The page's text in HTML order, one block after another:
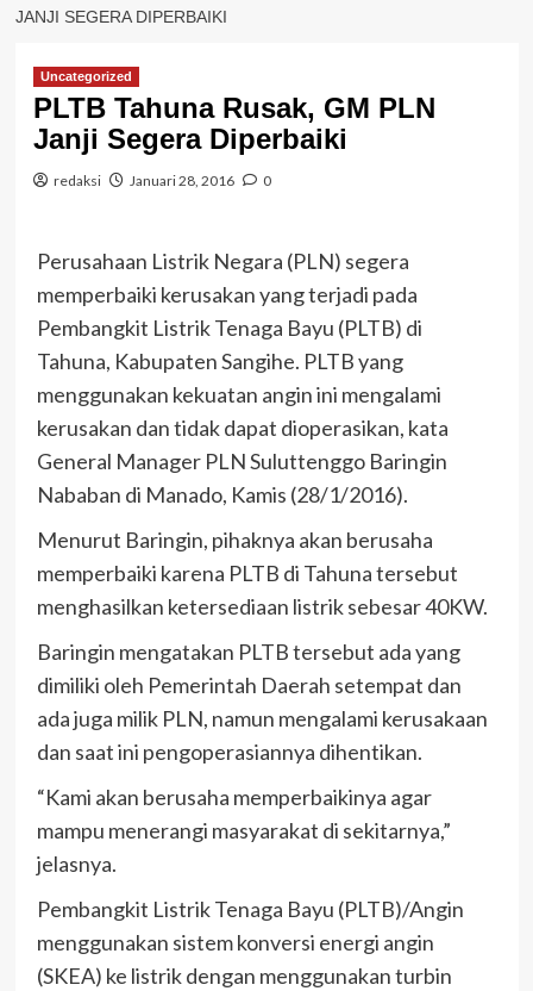
JANJI SEGERA DIPERBAIKI
Uncategorized
PLTB Tahuna Rusak, GM PLN
Janji Segera Diperbaiki
redaksi Januari 28, 2016 0
Perusahaan Listrik Negara (PLN) segera
memperbaiki kerusakan yang terjadi pada
Pembangkit Listrik Tenaga Bayu (PLTB) di
Tahuna, Kabupaten Sangihe. PLTB yang
menggunakan kekuatan angin ini mengalami
kerusakan dan tidak dapat dioperasikan, kata
General Manager PLN Suluttenggo Baringin
Nababan di Manado, Kamis (28/1/2016).
Menurut Baringin, pihaknya akan berusaha
memperbaiki karena PLTB di Tahuna tersebut
menghasilkan ketersediaan listrik sebesar 40KW.
Baringin mengatakan PLTB tersebut ada yang
dimiliki oleh Pemerintah Daerah setempat dan
ada juga milik PLN, namun mengalami kerusakaan
dan saat ini pengoperasiannya dihentikan.
“Kami akan berusaha memperbaikinya agar
mampu menerangi masyarakat di sekitarnya,”
jelasnya.
Pembangkit Listrik Tenaga Bayu (PLTB)/Angin
menggunakan sistem konversi energi angin
(SKEA) ke listrik dengan menggunakan turbin